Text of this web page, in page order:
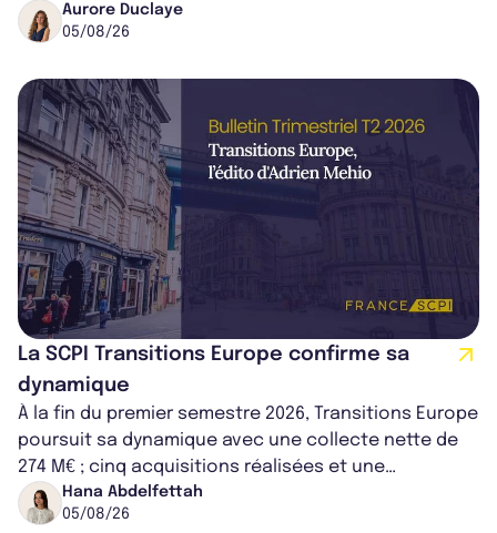
médical croissant, qui s...
Aurore Duclaye
05/08/26
La SCPI Transitions Europe confirme sa
dynamique
À la fin du premier semestre 2026, Transitions Europe
poursuit sa dynamique avec une collecte nette de
274 M€ ; cinq acquisitions réalisées et une
capitalisation portée à 1,38 Md€....
Hana Abdelfettah
05/08/26